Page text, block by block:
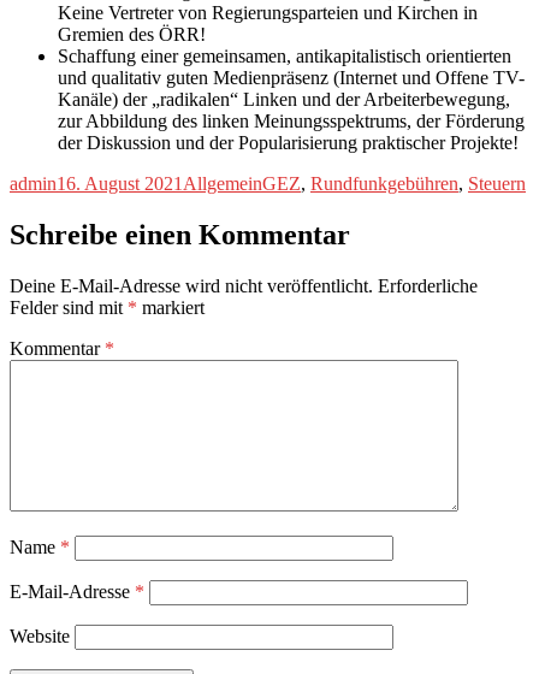
Keine Vertreter von Regierungsparteien und Kirchen in
Gremien des ÖRR!
Schaffung einer gemeinsamen, antikapitalistisch orientierten
und qualitativ guten Medienpräsenz (Internet und Offene TV-
Kanäle) der „radikalen“ Linken und der Arbeiterbewegung,
zur Abbildung des linken Meinungsspektrums, der Förderung
der Diskussion und der Popularisierung praktischer Projekte!
Autor
adminVeröffentlicht
16. August 2021Kategorien
AllgemeinSchlagwörter
GEZ, Rundfunkgebühren, Steuern
Schreibe einen Kommentar
Deine E-Mail-Adresse wird nicht veröffentlicht. Erforderliche
Felder sind mit * markiert
Kommentar *
Name *
E-Mail-Adresse *
Website